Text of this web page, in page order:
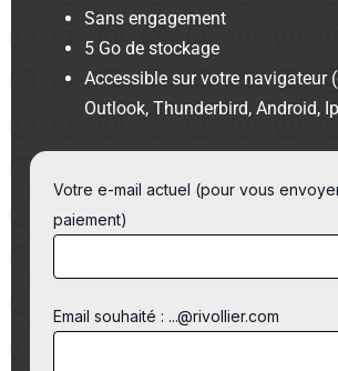
Sans engagement
5 Go de stockage
Accessible sur votre navigateur
Outlook, Thunderbird, Android,
Votre e-mail actuel (pour vous
paiement)
Email souhaité : ...@rivollier.com